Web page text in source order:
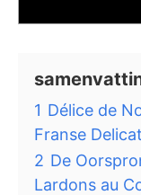
1 Délice de
Franse
2 De
Lardons au